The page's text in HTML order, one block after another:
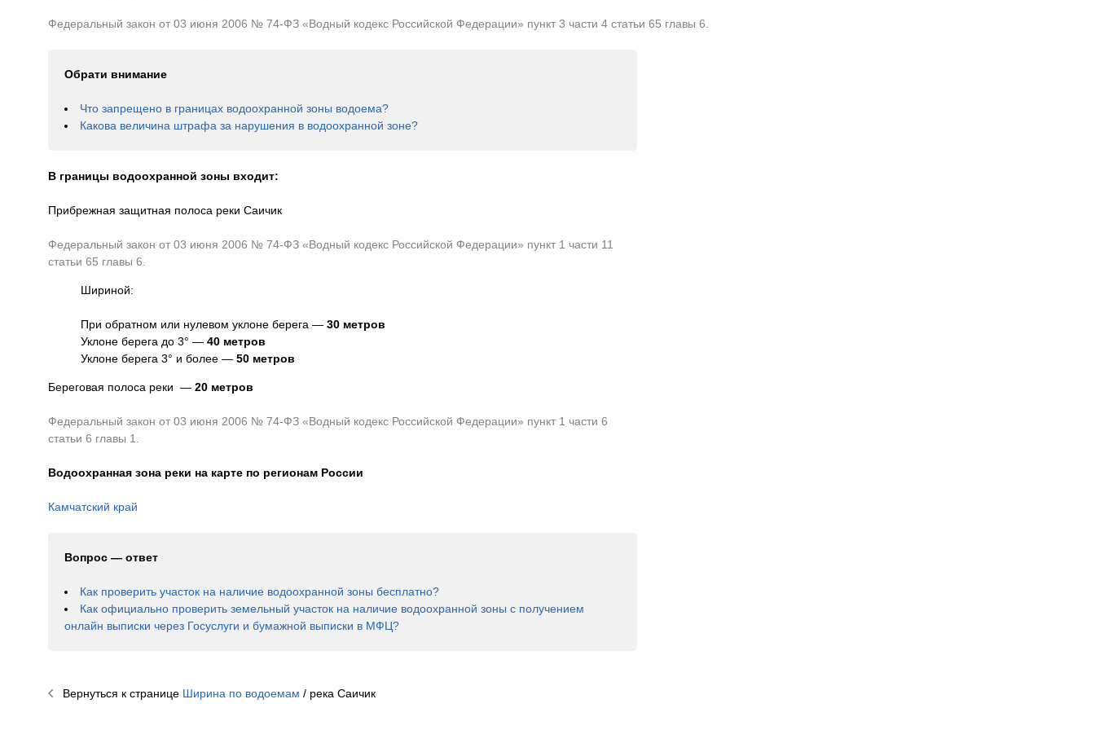
Федеральный закон от 03 июня 2006 № 74-ФЗ «Водный кодекс Российской Федерации» пункт 3 части 4 статьи 65 главы 6.
Обрати внимание
Что запрещено в границах водоохранной зоны водоема?
Какова величина штрафа за нарушения в водоохранной зоне?
В границы водоохранной зоны входит:
Прибрежная защитная полоса реки Саичик
Федеральный закон от 03 июня 2006 № 74-ФЗ «Водный кодекс Российской Федерации» пункт 1 части 11
статьи 65 главы 6.
Шириной:
При обратном или нулевом уклоне берега — 30 метров
Уклоне берега до 3° — 40 метров
Уклоне берега 3° и более — 50 метров
Береговая полоса реки — 20 метров
Федеральный закон от 03 июня 2006 № 74-ФЗ «Водный кодекс Российской Федерации» пункт 1 части 6
статьи 6 главы 1.
Водоохранная зона реки на карте по регионам России
Камчатский край
Вопрос — ответ
Как проверить участок на наличие водоохранной зоны бесплатно?
Как официально проверить земельный участок на наличие водоохранной зоны с получением
онлайн выписки через Госуслуги и бумажной выписки в МФЦ?
Вернуться к странице Ширина по водоемам / река Саичик